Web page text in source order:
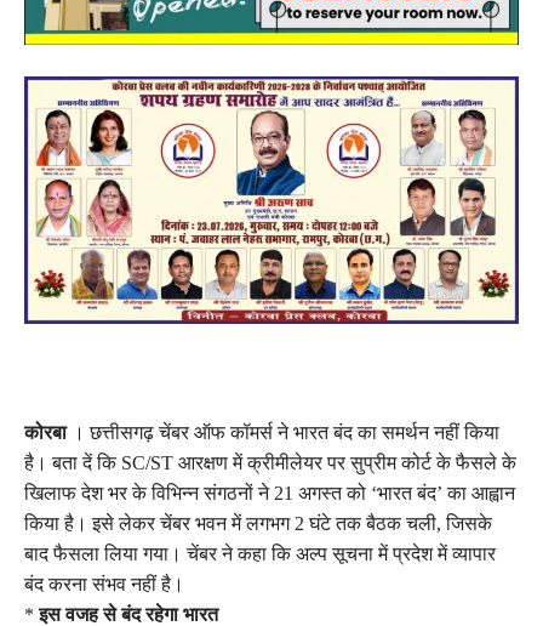
कोरबा। छत्तीसगढ़ चेंबर ऑफ कॉमर्स ने भारत बंद का समर्थन नहीं किया
है। बता दें कि SC/ST आरक्षण में क्रीमीलेयर पर सुप्रीम कोर्ट के फैसले के
खिलाफ देश भर के विभिन्न संगठनों ने 21 अगस्त को ‘भारत बंद’ का आह्वान
किया है। इसे लेकर चेंबर भवन में लगभग 2 घंटे तक बैठक चली, जिसके
बाद फैसला लिया गया। चेंबर ने कहा कि अल्प सूचना में प्रदेश में व्यापार
बंद करना संभव नहीं है।
*इस वजह से बंद रहेगा भारत